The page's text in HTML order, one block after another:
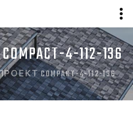
4-112-136
COMPACT-4-112-136